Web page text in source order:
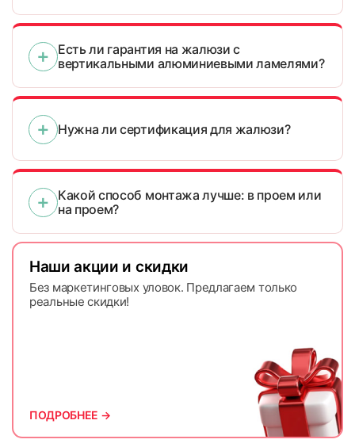
Наши акции и скидки
Без маркетинговых уловок. Предлагаем только
реальные скидки!
ПОДРОБНЕЕ →
Есть ли гарантия на жалюзи с
вертикальными алюминиевыми ламелями?
Нужна ли сертификация для жалюзи?
Какой способ монтажа лучше: в проем или
на проем?